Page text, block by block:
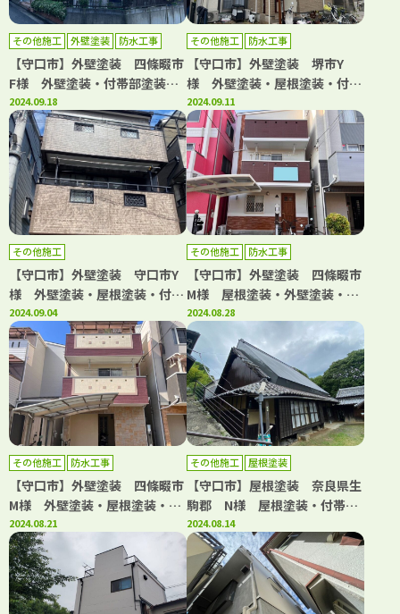
その他施工 外壁塗装 防水工事
【守口市】外壁塗装 四條畷市
F様 外壁塗装・付帯部塗装・
防水工事・屋根カバー工法 ア
ビリティペイント
2024.09.18
その他施工 防水工事
【守口市】外壁塗装 堺市Y
様 外壁塗装・屋根塗装・付帯
部塗装・防水工事 アビリティ
ペイント
2024.09.11
その他施工
【守口市】外壁塗装 守口市Y
様 外壁塗装・屋根塗装・付帯
部塗装・シーリング工事 アビ
リティペイント
2024.09.04
その他施工 防水工事
【守口市】外壁塗装 四條畷市
M様 屋根塗装・外壁塗装・付
帯部塗装・シーリング工事・防
水工事 アビリティペイント
2024.08.28
その他施工 防水工事
【守口市】外壁塗装 四條畷市
M様 外壁塗装・屋根塗装・付
帯部塗装・シーリング工事・防
水工事 アビリティペイント
2024.08.21
その他施工 屋根塗装
【守口市】屋根塗装 奈良県生
駒郡 N様 屋根塗装・付帯部
塗装 アビリティペイント
2024.08.14